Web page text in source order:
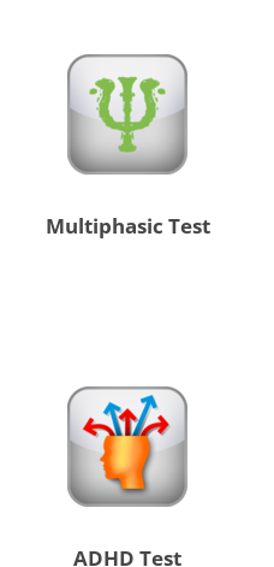
Multiphasic Test
ADHD Test